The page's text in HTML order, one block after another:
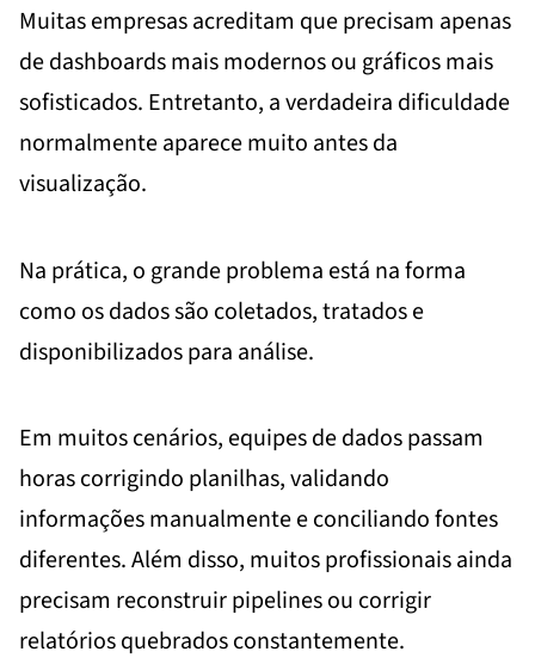
Muitas empresas acreditam que precisam apenas
de dashboards mais modernos ou gráficos mais
sofisticados. Entretanto, a verdadeira dificuldade
normalmente aparece muito antes da
visualização.
Na prática, o grande problema está na forma
como os dados são coletados, tratados e
disponibilizados para análise.
Em muitos cenários, equipes de dados passam
horas corrigindo planilhas, validando
informações manualmente e conciliando fontes
diferentes. Além disso, muitos profissionais ainda
precisam reconstruir pipelines ou corrigir
relatórios quebrados constantemente.